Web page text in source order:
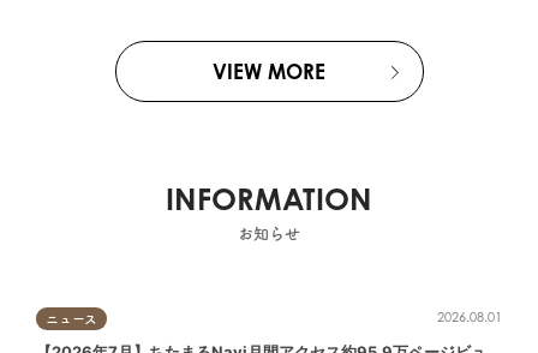
VIEW MORE
INFORMATION
お知らせ
ニュース 2026.08.01